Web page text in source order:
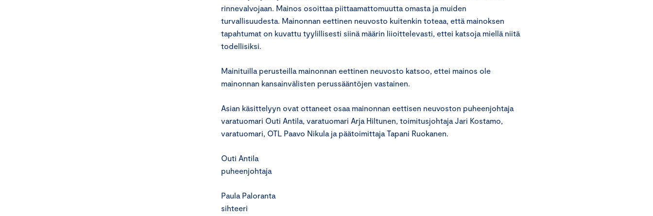
rinnevalvojaan. Mainos osoittaa piittaamattomuutta omasta ja muiden
turvallisuudesta. Mainonnan eettinen neuvosto kuitenkin toteaa, että mainoksen
tapahtumat on kuvattu tyylillisesti siinä määrin liioittelevasti, ettei katsoja miellä niitä
todellisiksi.
Mainituilla perusteilla mainonnan eettinen neuvosto katsoo, ettei mainos ole
mainonnan kansainvälisten perussääntöjen vastainen.
Asian käsittelyyn ovat ottaneet osaa mainonnan eettisen neuvoston puheenjohtaja
varatuomari Outi Antila, varatuomari Arja Hiltunen, toimitusjohtaja Jari Kostamo,
varatuomari, OTL Paavo Nikula ja päätoimittaja Tapani Ruokanen.
Outi Antila
puheenjohtaja
Paula Paloranta
sihteeri